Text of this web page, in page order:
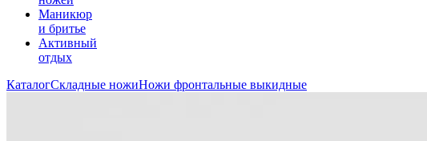
Маникюр
и бритье
Активный
отдых
КаталогСкладные ножиНожи фронтальные выкидные